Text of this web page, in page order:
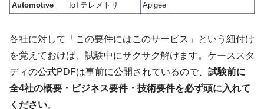
Automotive
IoTテレメトリ
Apigee
各社に対して「この要件にはこのサービス」という紐付け
を覚えておけば、試験中にサクサク解けます。ケーススタ
ディの公式PDFは事前に公開されているので、 試験前に
全4社の概要・ビジネス要件・技術要件を必ず頭に入れて
ください。